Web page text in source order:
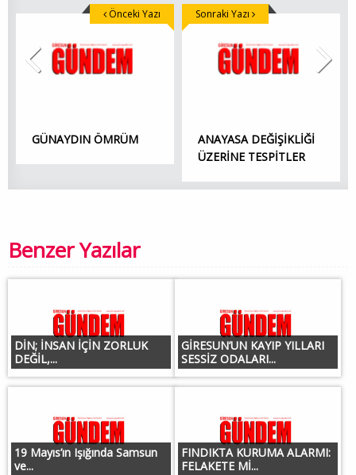
GÜNAYDIN ÖMRÜM
Önceki Yazı
ANAYASA DEĞİŞİKLİĞİ
ÜZERİNE TESPİTLER
Sonraki Yazı
Benzer Yazılar
DİN; İNSAN İÇİN ZORLUK
DEĞİL,...
GİRESUN’UN KAYIP YILLARI
SESSİZ ODALARI...
19 Mayıs’ın Işığında Samsun
ve...
FINDIKTA KURUMA ALARMI:
FELAKETE Mİ...